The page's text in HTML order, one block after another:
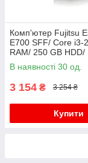
Комп'ютер Fujitsu
E700 SFF/ Core i3-
RAM/ 250 GB HDD/
В наявності 30 од.
3 154 ₴ 3 254 ₴
Купити